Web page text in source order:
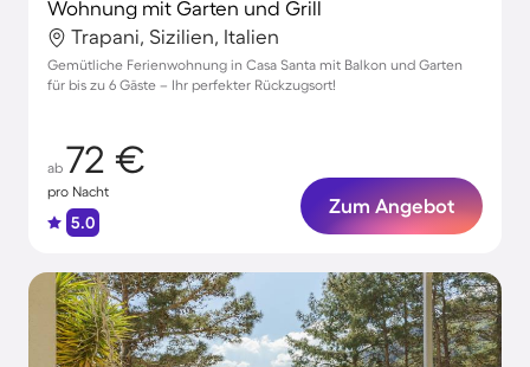
Wohnung mit Garten und Grill
Trapani, Sizilien, Italien
Gemütliche Ferienwohnung in Casa Santa mit Balkon und Garten
für bis zu 6 Gäste – Ihr perfekter Rückzugsort!
ab 72 €
pro Nacht
5.0
Zum Angebot